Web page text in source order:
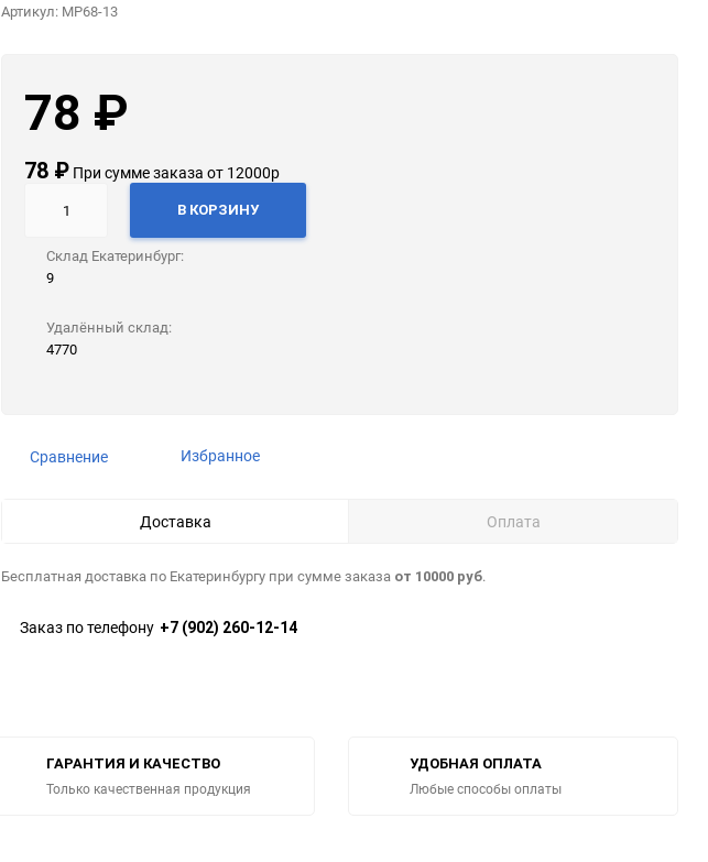
Артикул: MP68-13
78 ₽
78 ₽ При сумме заказа от 12000р
В КОРЗИНУ
Склад Екатеринбург:
9
Удалённый склад:
4770
Сравнение Избранное
Доставка Оплата
Бесплатная доставка по Екатеринбургу при сумме заказа от 10000 руб.
Заказ по телефону +7 (902) 260-12-14
ГАРАНТИЯ И КАЧЕСТВО
Только качественная продукция
УДОБНАЯ ОПЛАТА
Любые способы оплаты